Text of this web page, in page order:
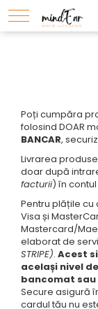
Poți cumpăra
folosind DOAR
BANCAR,
Livrarea
doar după
facturii) în
Pentru plățile
Visa și
Mastercard/
elaborat de
STRIPE). Acest
același nivel
bancomat
Secure asigură
cardul tău nu